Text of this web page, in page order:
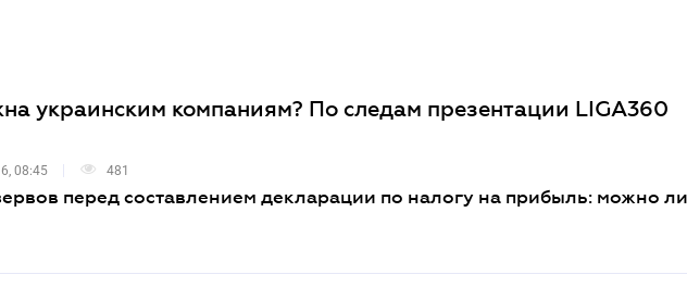
украинским компаниям? По следам презентации LIGA360
08:45 481
перед составлением декларации по налогу на прибыль: можно